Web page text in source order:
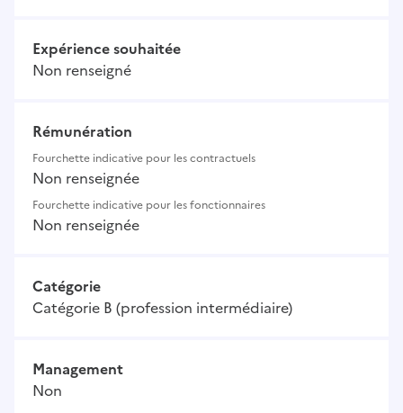
Expérience souhaitée
Non renseigné
Rémunération
Fourchette indicative pour les contractuels
Non renseignée
Fourchette indicative pour les fonctionnaires
Non renseignée
Catégorie
Catégorie B (profession intermédiaire)
Management
Non